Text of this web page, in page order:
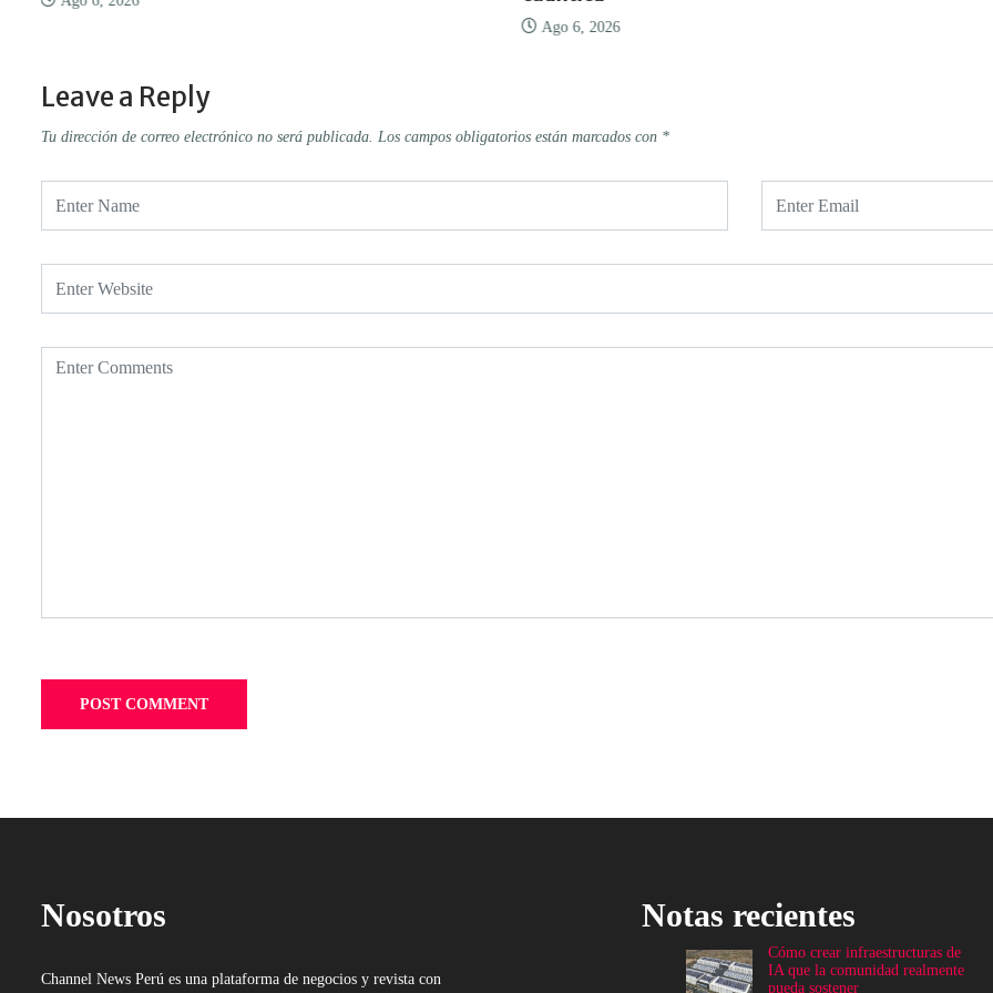
Ago 6, 2026
Leave a Reply
Tu dirección de correo electrónico no será publicada. Los campos obligatorios están marcados con *
Nosotros
Channel News Perú es una plataforma de negocios y revista con
Notas recientes
Cómo crear infraestructuras de
IA que la comunidad realmente
pueda sostener